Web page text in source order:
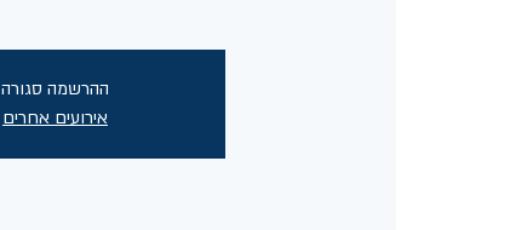
ההרשמה סגורה
אירועים אחרים